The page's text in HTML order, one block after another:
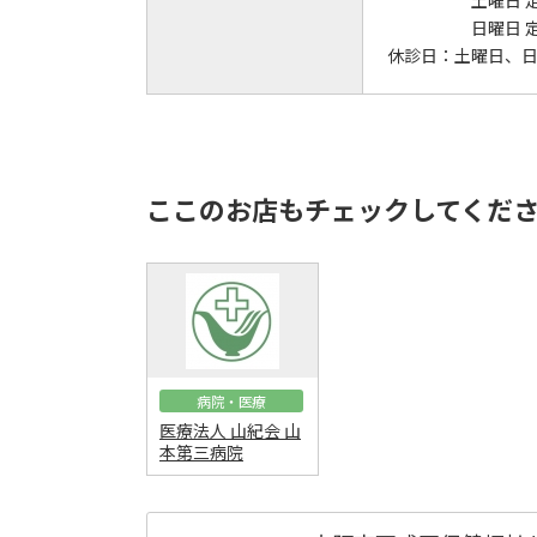
日曜日
休診日： 土曜日、
ここのお店もチェックしてくだ
病院・医療
医療法人 山紀会 山
本第三病院